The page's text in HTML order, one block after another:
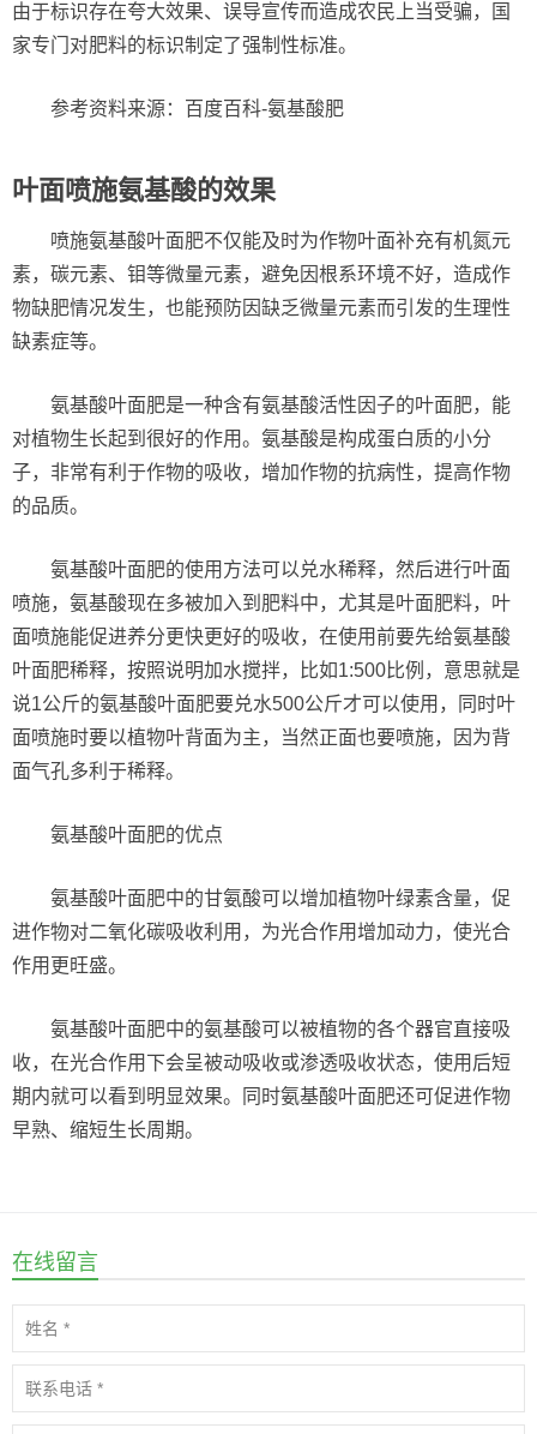
由于标识存在夸大效果、误导宣传而造成农民上当受骗，国
家专门对肥料的标识制定了强制性标准。
参考资料来源：百度百科-氨基酸肥
叶面喷施氨基酸的效果
喷施氨基酸叶面肥不仅能及时为作物叶面补充有机氮元
素，碳元素、钼等微量元素，避免因根系环境不好，造成作
物缺肥情况发生，也能预防因缺乏微量元素而引发的生理性
缺素症等。
氨基酸叶面肥是一种含有氨基酸活性因子的叶面肥，能
对植物生长起到很好的作用。氨基酸是构成蛋白质的小分
子，非常有利于作物的吸收，增加作物的抗病性，提高作物
的品质。
氨基酸叶面肥的使用方法可以兑水稀释，然后进行叶面
喷施，氨基酸现在多被加入到肥料中，尤其是叶面肥料，叶
面喷施能促进养分更快更好的吸收，在使用前要先给氨基酸
叶面肥稀释，按照说明加水搅拌，比如1:500比例，意思就是
说1公斤的氨基酸叶面肥要兑水500公斤才可以使用，同时叶
面喷施时要以植物叶背面为主，当然正面也要喷施，因为背
面气孔多利于稀释。
氨基酸叶面肥的优点
氨基酸叶面肥中的甘氨酸可以增加植物叶绿素含量，促
进作物对二氧化碳吸收利用，为光合作用增加动力，使光合
作用更旺盛。
氨基酸叶面肥中的氨基酸可以被植物的各个器官直接吸
收，在光合作用下会呈被动吸收或渗透吸收状态，使用后短
期内就可以看到明显效果。同时氨基酸叶面肥还可促进作物
早熟、缩短生长周期。
在线留言